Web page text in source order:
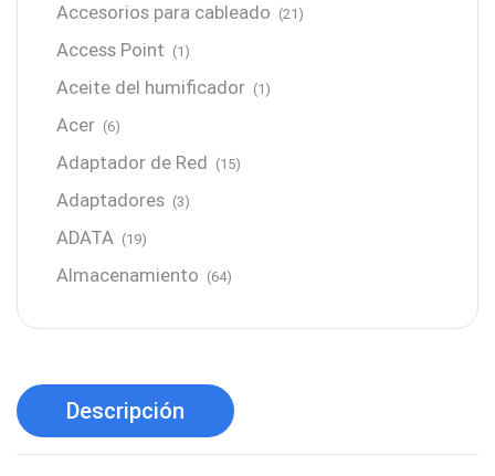
Accesorios para cableado (21)
Access Point (1)
Aceite del humificador (1)
Acer (6)
Adaptador de Red (15)
Adaptadores (3)
ADATA (19)
Almacenamiento (64)
Antivirus (1)
Aro de luz
Descripción